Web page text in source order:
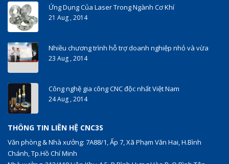
Ứng Dụng Của Laser Trong Ngành Cơ Khí
21 Aug , 2014
Nhiều chương trình hỗ trợ doanh nghiệp nhỏ và vừa
23 Aug , 2014
Công nghệ gia công CNC độc nhất Việt Nam
24 Aug , 2014
THÔNG TIN LIÊN HỆ CNC3S
Văn phòng & Nhà xưởng: 7A88/1, Ấp 7, Xã Phạm Văn Hai, H.Bình
Chánh, Tp.Hồ Chí Minh